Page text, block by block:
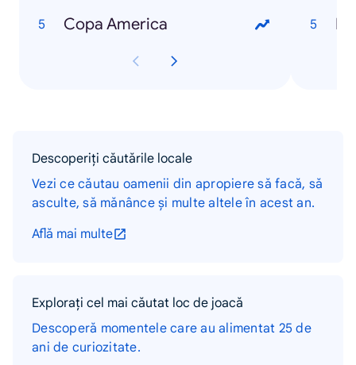
Copa America
Descoperiți căutările locale
Vezi ce căutau oamenii din apropiere să facă, să
asculte, să mănânce și multe altele în acest an.
Află mai multe
Explorați cel mai căutat loc de joacă
Descoperă momentele care au alimentat 25 de
ani de curiozitate.